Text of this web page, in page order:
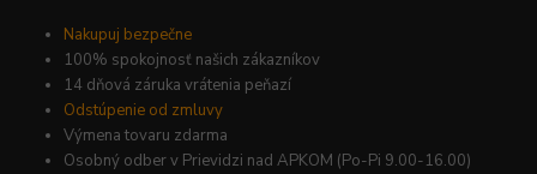
Nakupuj bezpečne
100% spokojnosť našich zákazníkov
14 dňová záruka vrátenia peňazí
Odstúpenie od zmluvy
Výmena tovaru zdarma
Osobný odber v Prievidzi nad APKOM (Po-Pi 9.00-16.00)